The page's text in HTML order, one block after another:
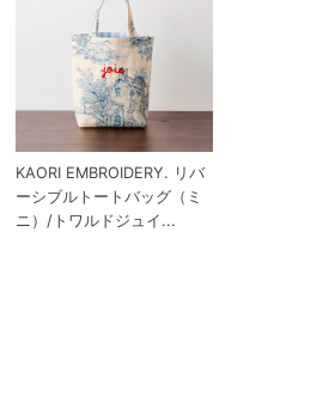
KAORI EMBROIDERY. リバ
ーシブルトートバッグ（ミ
ニ）/トワルドジュイ...